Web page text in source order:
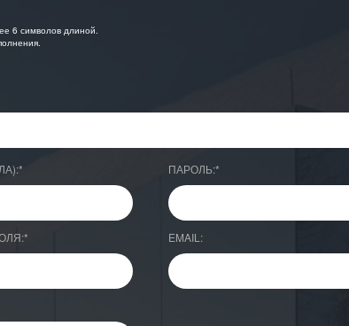
6 символов длиной.
* ПАРОЛЬ:*
* EMAIL: